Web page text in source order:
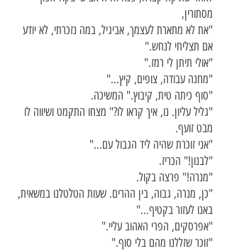
מסתורין,
"את לא מתארת לעצמך, אביגיל, במה נזכרתי, לא יודע
אם תצליחי לנחש."
"אולי תיתן לי רמז."
"מחנה עבודה, צופים, קיץ..."
"סוף כיתה טית, קיבוץ." המשיכה.
"גליל עליון. נו, איך קראו לו?" מצחו התקמט ושיווה לו
מבט זועף.
"אני זוכרת שהיה ליד הגבול עם..."
"לבנון!" הכריז.
"מנרה!" פרצה בקול.
"כן, מנרה, גבוה, בין ההרים. שעות הטלטלנו במשאית,
באנו לעזור בקטיף..."
"אפרסקים, הפרי האהוב עליי."
"זוכר שזללנו מהם בלי סוף."